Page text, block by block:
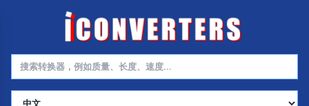
选择语言